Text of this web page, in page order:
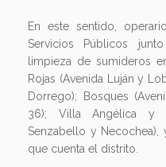
En este sentido,
Servicios Públicos
limpieza de sumideros
Rojas (Avenida Luján y
Dorrego); Bosques
36); Villa Angélica y
Senzabello y Necochea),
que cuenta el distrito.